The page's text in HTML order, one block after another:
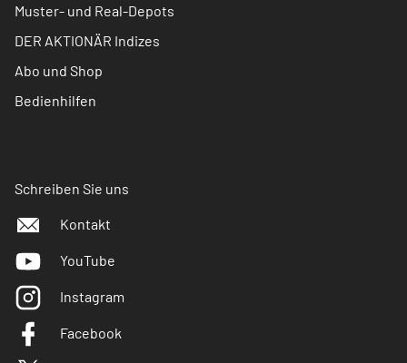
Muster- und Real-Depots
DER AKTIONÄR Indizes
Abo und Shop
Bedienhilfen
Schreiben Sie uns
Kontakt
YouTube
Instagram
Facebook